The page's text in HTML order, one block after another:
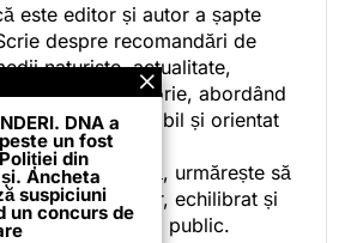
este editor și autor a șapte
despre recomandări de
naturiste, actualitate,
sport și istorie, abordând
într-un stil accesibil și orientat
sa editorială, urmărește să
conținut clar, echilibrat și
interesului public.
DNA a
un fost
din
Ancheta
suspiciuni
un concurs de